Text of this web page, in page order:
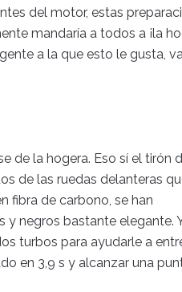
del motor, estas
mandaría a todos a ¡la
a la que esto le gusta,
de la hogera. Eso sí el tirón
de las ruedas delanteras
fibra de carbono, se han
negros bastante elegante.
turbos para ayudarle a
en 3,9 s y alcanzar una